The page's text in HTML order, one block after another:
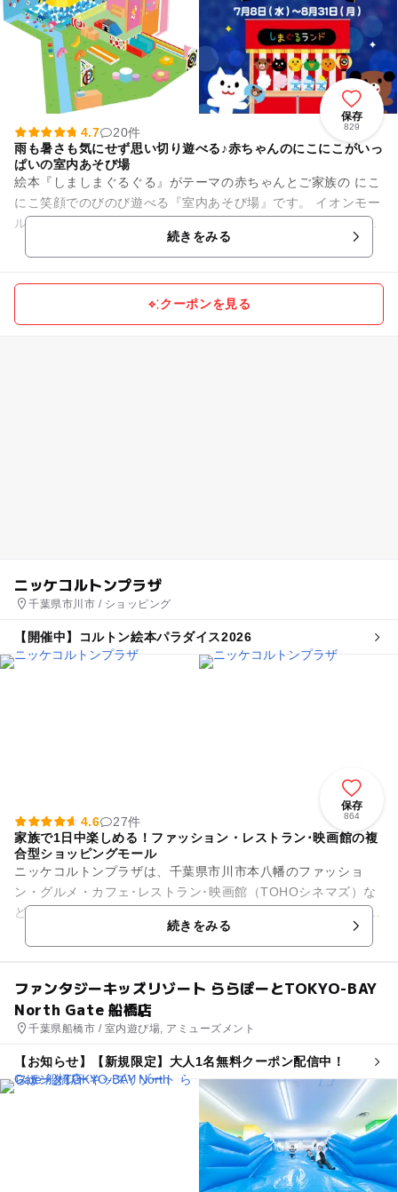
保存
829
4.7
20件
雨も暑さも気にせず思い切り遊べる♪赤ちゃんのにこにこがいっ
ぱいの室内あそび場
絵本『しましまぐるぐる』がテーマの赤ちゃんとご家族の にこ
にこ笑顔でのびのび遊べる『室内あそび場』です。 イオンモー
ル 幕張新都心の中にあるから涼しく雨の日も安心♪ お買い物つ
続きをみる
クーポンを見る
ニッケコルトンプラザ
千葉県市川市 / ショッピング
【開催中】コルトン絵本パラダイス2026
保存
864
4.6
27件
家族で1日中楽しめる！ファッション・レストラン･映画館の複
合型ショッピングモール
ニッケコルトンプラザは、千葉県市川市本八幡のファッショ
ン・グルメ・カフェ･レストラン･映画館（TOHOシネマズ）な
どで構成されているショッピングモール。 ファッションや食品
続きをみる
ファンタジーキッズリゾート ららぽーとTOKYO-BAY
North Gate 船橋店
千葉県船橋市 / 室内遊び場, アミューズメント
【お知らせ】【新規限定】大人1名無料クーポン配信中！